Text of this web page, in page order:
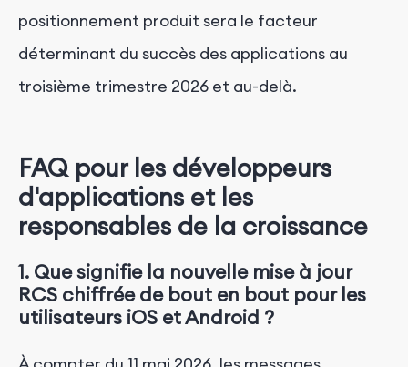
positionnement produit sera le facteur
déterminant du succès des applications au
troisième trimestre 2026 et au-delà.
FAQ pour les développeurs
d'applications et les
responsables de la croissance
1. Que signifie la nouvelle mise à jour
RCS chiffrée de bout en bout pour les
utilisateurs iOS et Android ?